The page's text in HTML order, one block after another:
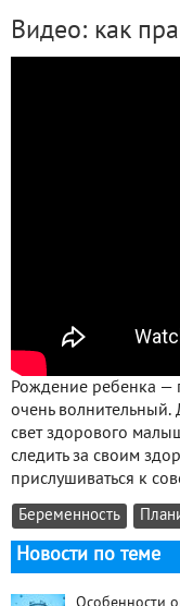
Видео: как
Рождение ребенка —
очень волнительный.
свет здорового
следить за своим
прислушиваться к
Беременность
Новости по теме
Особенности